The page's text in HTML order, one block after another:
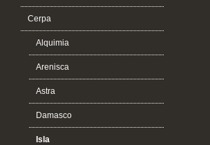
Cerpa
Alquimia
Arenisca
Astra
Damasco
Isla